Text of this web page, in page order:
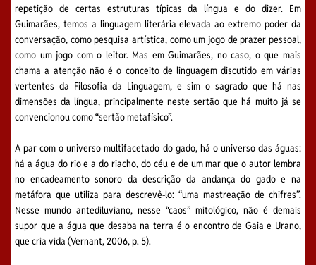
repetição de certas estruturas típicas da língua e do dizer. Em
Guimarães, temos a linguagem literária elevada ao extremo poder da
conversação, como pesquisa artística, como um jogo de prazer pessoal,
como um jogo com o leitor. Mas em Guimarães, no caso, o que mais
chama a atenção não é o conceito de linguagem discutido em várias
vertentes da Filosofia da Linguagem, e sim o sagrado que há nas
dimensões da língua, principalmente neste sertão que há muito já se
convencionou como “sertão metafísico”.
A par com o universo multifacetado do gado, há o universo das águas:
há a água do rio e a do riacho, do céu e de um mar que o autor lembra
no encadeamento sonoro da descrição da andança do gado e na
metáfora que utiliza para descrevê-lo: “uma mastreação de chifres”.
Nesse mundo antediluviano, nesse “caos” mitológico, não é demais
supor que a água que desaba na terra é o encontro de Gaia e Urano,
que cria vida (Vernant, 2006, p. 5).